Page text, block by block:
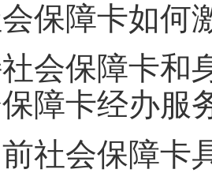
保障卡如何
会保障卡和
障卡经办服
社会保障卡